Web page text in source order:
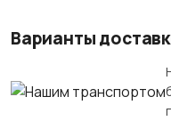
Варианты